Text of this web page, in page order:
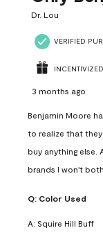
Dr. Lou
VERIFIED
3 months ago
Benjamin Moore
to realize that
buy anything else.
brands I won't
Q: Color Used
A: Squire Hill Buff